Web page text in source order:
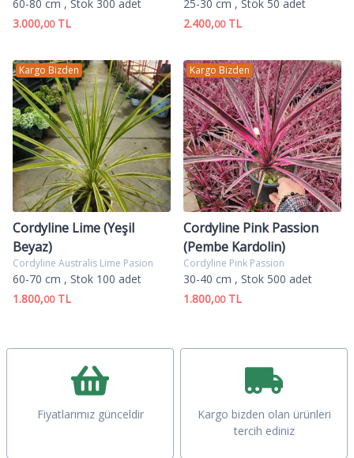
60-80 cm , Stok 300 adet
3.000,00TL
25-30 cm , Stok 50 adet
2.400,00TL
Kargo Bizden
Cordyline Lime (Yeşil
Beyaz)
Cordyline Australis Lime Pasion
60-70 cm , Stok 100 adet
1.800,00TL
Kargo Bizden
Cordyline Pink Passion
(Pembe Kardolin)
Cordyline Pink Passion
30-40 cm , Stok 500 adet
1.800,00TL
Fiyatlarımız günceldir
Kargo bizden olan ürünleri
tercih ediniz